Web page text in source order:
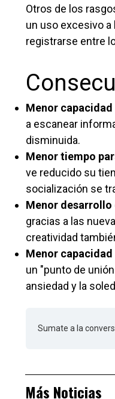
Otros de los
un uso excesivo
registrarse entre
Menor
a escanear
disminuida.
Menor tiempo
ve reducido su
socialización se
Menor
gracias a las
creatividad
Menor
un "punto de
ansiedad y la
Sumate a la
Más Noticias